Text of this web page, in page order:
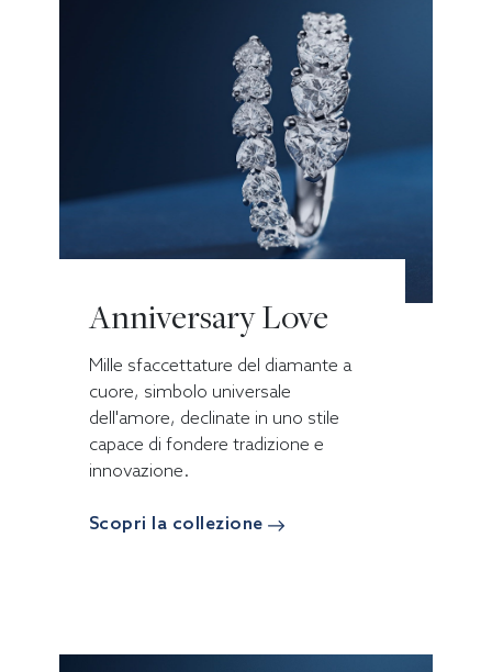
Anniversary Love
Mille sfaccettature del diamante a
cuore, simbolo universale
dell'amore, declinate in uno stile
capace di fondere tradizione e
innovazione.
Scopri la collezione